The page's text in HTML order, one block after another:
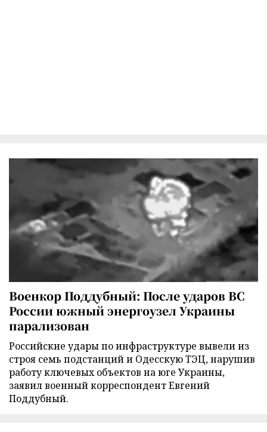
Военкор Поддубный: После ударов ВС
России южный энергоузел Украины
парализован
Российские удары по инфраструктуре вывели из
строя семь подстанций и Одесскую ТЭЦ, нарушив
работу ключевых объектов на юге Украины,
заявил военный корреспондент Евгений
Поддубный.